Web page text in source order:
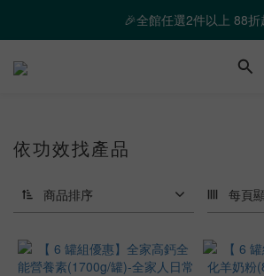
❤️ 霸氣優惠 滿額最高折888 👉
🎉全館任選2件以上 88折
❤️ 霸氣優惠 滿額最高折888 👉
依功效找產品
商品排序 每頁